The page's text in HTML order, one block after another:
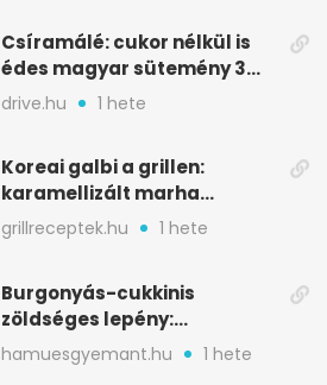
Csíramálé: cukor nélkül is
édes magyar sütemény 3
alapanyagból
drive.hu 1 hete
Koreai galbi a grillen:
karamellizált marha
rövidborda gyorsan
grillreceptek.hu 1 hete
Burgonyás-cukkinis
zöldséges lepény:
aranybarna, szaftos, hús
nélkül is
hamuesgyemant.hu 1 hete